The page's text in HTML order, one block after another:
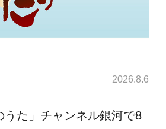
2026.8.6
うた」チャンネル銀河で8